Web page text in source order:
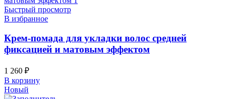
Быстрый просмотр
В избранное
Крем-помада для укладки волос средней
фиксацией и матовым эффектом
1 260 ₽
В корзину
Новый